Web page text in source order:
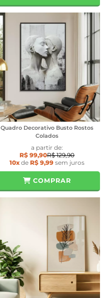
Quadro Decorativo Busto Rostos
Colados
a partir de:
R$ 99,90R$ 129,90
10xde R$ 9,99 sem juros
COMPRAR